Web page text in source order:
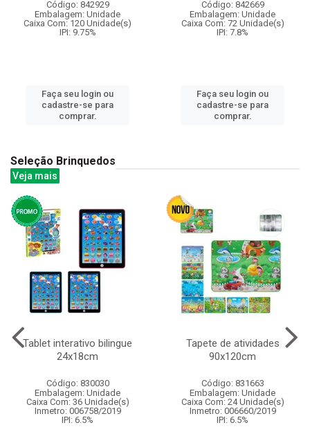
Código: 842929
Embalagem: Unidade
Caixa Com: 120 Unidade(s)
IPI: 9.75%
Faça seu login ou
cadastre-se para
comprar.
Código: 842669
Embalagem: Unidade
Caixa Com: 72 Unidade(s)
IPI: 7.8%
Faça seu login ou
cadastre-se para
comprar.
Seleção Brinquedos
Veja mais
Tablet interativo bilingue
24x18cm
Código: 830030
Embalagem: Unidade
Caixa Com: 36 Unidade(s)
Inmetro: 006758/2019
IPI: 6.5%
Tapete de atividades
90x120cm
Código: 831663
Embalagem: Unidade
Caixa Com: 24 Unidade(s)
Inmetro: 006660/2019
IPI: 6.5%